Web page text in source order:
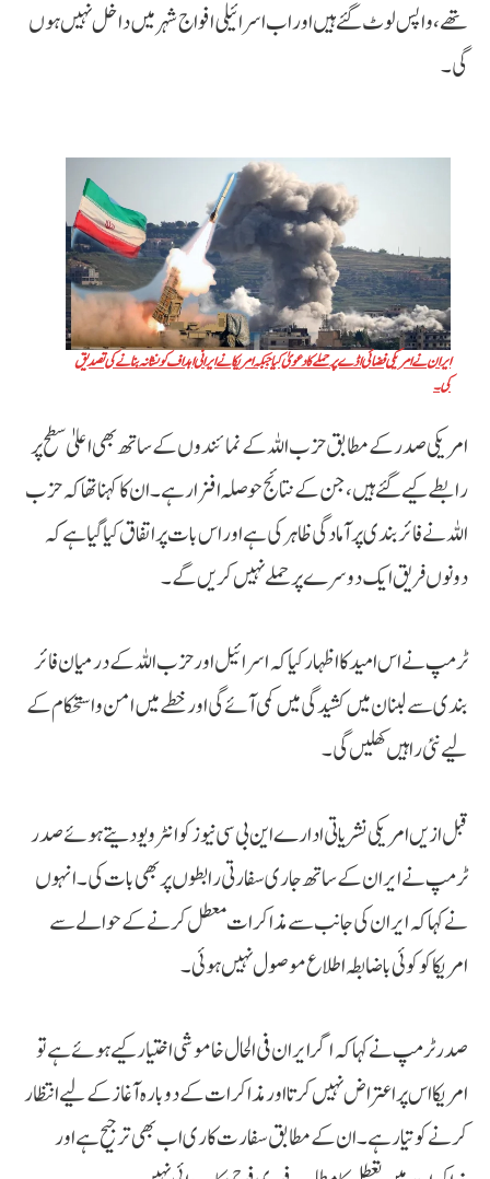
تھے، واپس لوٹ گئے ہیں اور اب اسرائیلی افواج شہر میں داخل نہیں ہوں
گی۔
ایران نے امریکی فضائی اڈے پر حملے کا دعویٰ کیا جبکہ امریکا نے ایرانی اہداف کو نشانہ بنانے کی تصدیق
کی۔
امریکی صدر کے مطابق حزب اللہ کے نمائندوں کے ساتھ بھی اعلیٰ سطح پر
رابطے کیے گئے ہیں، جن کے نتائج حوصلہ افزا رہے۔ ان کا کہنا تھا کہ حزب
اللہ نے فائر بندی پر آمادگی ظاہر کی ہے اور اس بات پر اتفاق کیا گیا ہے کہ
دونوں فریق ایک دوسرے پر حملے نہیں کریں گے۔
ٹرمپ نے اس امید کا اظہار کیا کہ اسرائیل اور حزب اللہ کے درمیان فائر
بندی سے لبنان میں کشیدگی میں کمی آئے گی اور خطے میں امن و استحکام کے
لیے نئی راہیں کھلیں گی۔
قبل ازیں امریکی نشریاتی ادارے این بی سی نیوز کو انٹرویو دیتے ہوئے صدر
ٹرمپ نے ایران کے ساتھ جاری سفارتی رابطوں پر بھی بات کی۔ انہوں
نے کہا کہ ایران کی جانب سے مذاکرات معطل کرنے کے حوالے سے
امریکا کو کوئی باضابطہ اطلاع موصول نہیں ہوئی۔
صدر ٹرمپ نے کہا کہ اگر ایران فی الحال خاموشی اختیار کیے ہوئے ہے تو
امریکا اس پر اعتراض نہیں کرتا اور مذاکرات کے دوبارہ آغاز کے لیے انتظار
کرنے کو تیار ہے۔ ان کے مطابق سفارت کاری اب بھی ترجیح ہے اور